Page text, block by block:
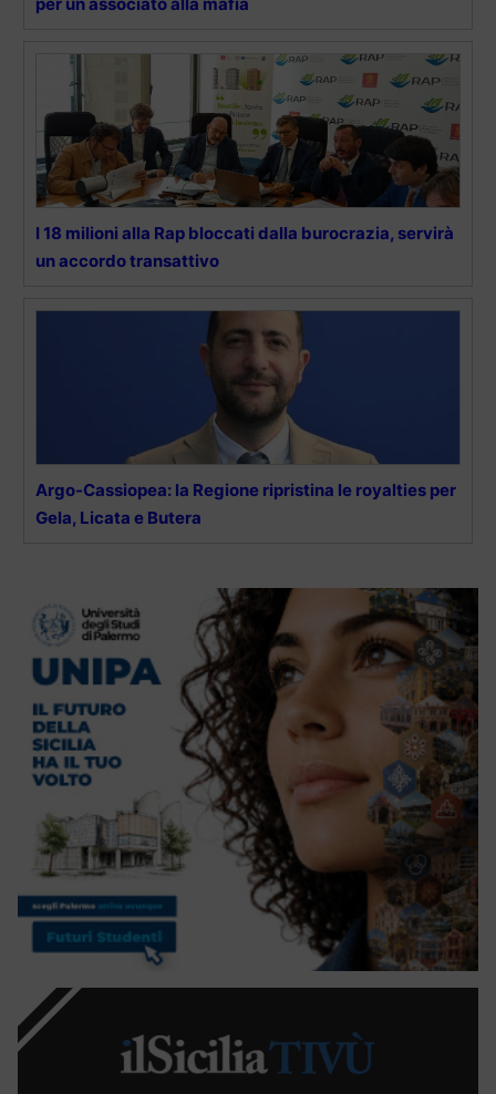
I 18 milioni alla Rap bloccati dalla burocrazia, servirà
un accordo transattivo
Argo-Cassiopea: la Regione ripristina le royalties per
Gela, Licata e Butera